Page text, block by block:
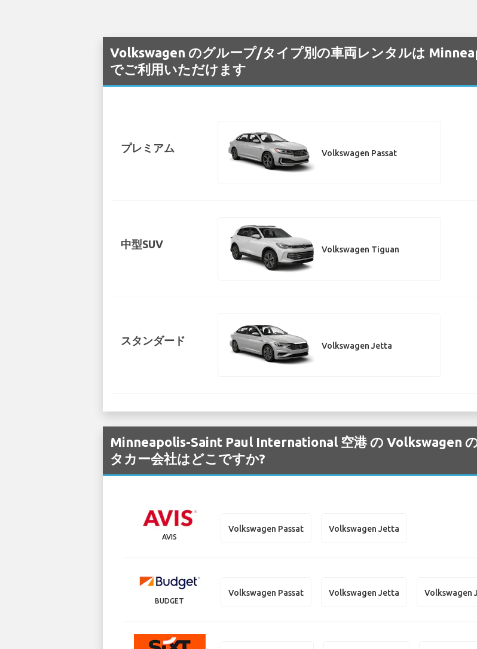
Volkswagen のグループ/タイプ別の車両レンタルは
でご利用いただけます
プレミアム Volkswagen Passat
中型SUV Volkswagen Tiguan
スタンダード Volkswagen Jetta
Minneapolis-Saint Paul International 空港 の Volkswagen
タカー会社はどこですか?
AVIS
Volkswagen Passat Volkswagen Jetta
BUDGET
Volkswagen Passat Volkswagen Jetta Volkswagen